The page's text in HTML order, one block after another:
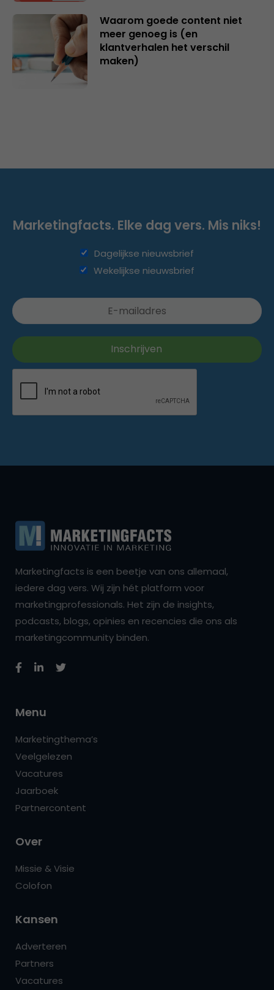
Waarom goede content niet
meer genoeg is (en
klantverhalen het verschil
maken)
Marketingfacts. Elke dag vers. Mis niks!
Dagelijkse nieuwsbrief
Wekelijkse nieuwsbrief
Marketingfacts is een beetje van ons allemaal,
iedere dag vers. Wij zijn hét platform voor
marketingprofessionals. Het zijn de insights,
podcasts, blogs, opinies en recencies die ons als
marketingcommunity binden.
Menu
Marketingthema’s
Veelgelezen
Vacatures
Jaarboek
Partnercontent
Over
Missie & Visie
Colofon
Kansen
Adverteren
Partners
Vacatures